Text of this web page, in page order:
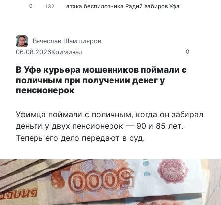
0 132 атака беспилотника Радий Хабиров Уфа
0
Вячеслав Шамшияров
06.08.2026Криминал
В Уфе курьера мошенников поймали с
поличным при получении денег у
пенсионерок
Уфимца поймали с поличным, когда он забирал
деньги у двух пенсионерок — 90 и 85 лет.
Теперь его дело передают в суд.